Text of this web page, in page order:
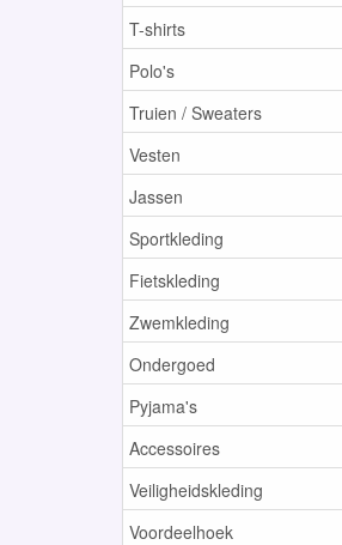
T-shirts
Polo's
Truien / Sweaters
Vesten
Jassen
Sportkleding
Fietskleding
Zwemkleding
Ondergoed
Pyjama's
Accessoires
Veiligheidskleding
Voordeelhoek